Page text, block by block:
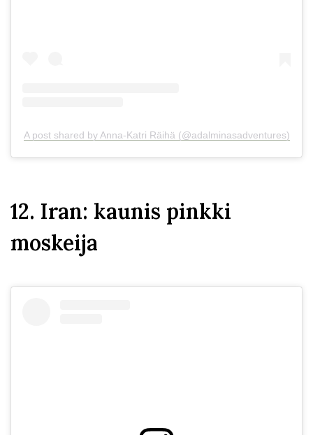
A post shared by Anna-Katri Räihä (@adalminasadventures)
12. Iran: kaunis pinkki
moskeija